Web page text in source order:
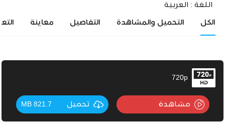
اللغة : العربية
الكل التحميل والمشاهدة التفاصيل معاينة
720p
مشاهدة تحميل 821.7 MB